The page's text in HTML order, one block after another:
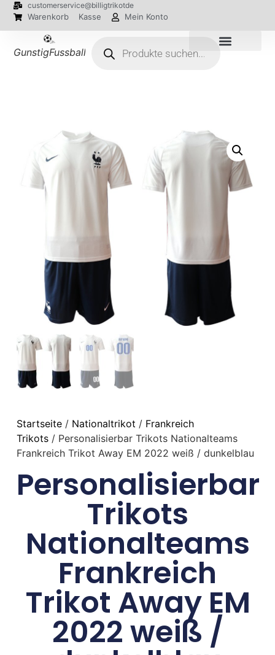
customerservice@billigtrikotde
Warenkorb Kasse Mein Konto
GunstigFussballTrikot
Startseite/ Nationaltrikot / Frankreich
Trikots/ Personalisierbar Trikots Nationalteams
Frankreich Trikot Away EM 2022 weiß / dunkelblau
Personalisierbar
Trikots
Nationalteams
Frankreich
Trikot Away EM
2022 weiß /